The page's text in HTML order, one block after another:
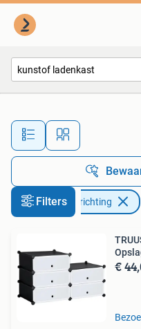
Alle
Filters
Huis en Inrichting
€